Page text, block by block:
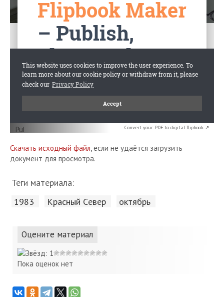
Convert your PDF to digital flipbook ↗
Скачать исходный файл, если не удаётся загрузить
документ для просмотра.
Теги материала:
1983 Красный Cевер октябрь
Оцените материал
Пока оценок нет